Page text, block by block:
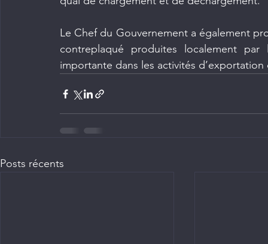
Le Chef du Gouvernement a également
contreplaqué produites localement
importante dans les activités d’exportation
Posts récents